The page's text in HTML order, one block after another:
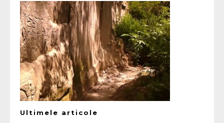
Ultimele articole